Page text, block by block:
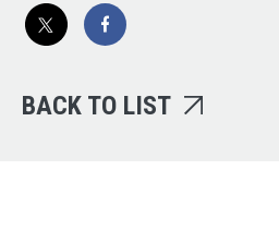
BACK TO LIST